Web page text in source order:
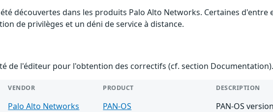
découvertes dans les produits Palo Alto Networks. Certaines
de privilèges et un déni de service à distance.
de l'éditeur pour l'obtention des correctifs (cf. section Documentation).
VENDOR PRODUCT DESCRIPTION
Palo Alto Networks PAN-OS
PAN-OS